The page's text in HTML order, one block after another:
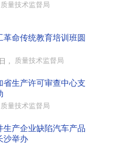
质量技术监督局
革命传统教育培训班圆
， 质量技术监督局
省生产许可审查中心支
质量技术监督局
生产企业缺陷汽车产品
沙举办